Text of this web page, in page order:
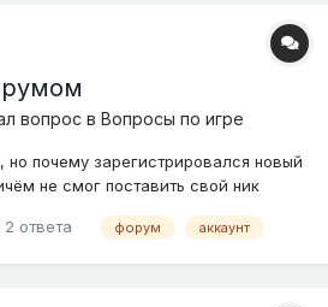
вопрос в Вопросы по игре
почему зарегистрировался новый
не смог поставить свой ник
2 ответа форум аккаунт